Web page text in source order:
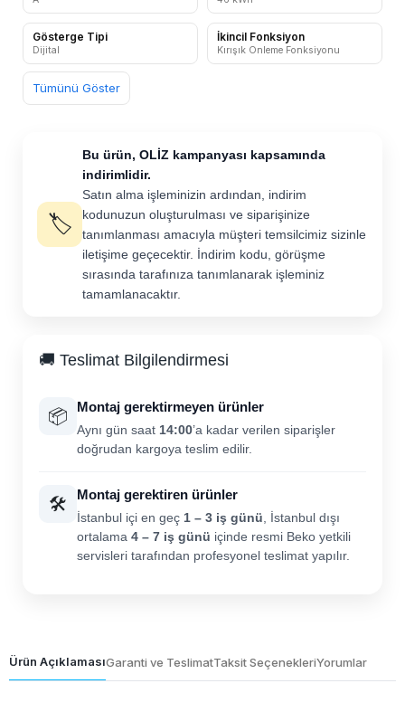
Gösterge Tipi
Dijital
İkincil Fonksiyon
Kırışık Önleme Fonksiyonu
Tümünü Göster
🏷️
Bu ürün, OLİZ kampanyası kapsamında
indirimlidir.
Satın alma işleminizin ardından, indirim
kodunuzun oluşturulması ve siparişinize
tanımlanması amacıyla müşteri temsilcimiz sizinle
iletişime geçecektir. İndirim kodu, görüşme
sırasında tarafınıza tanımlanarak işleminiz
tamamlanacaktır.
🚚 Teslimat Bilgilendirmesi
📦 Montaj gerektirmeyen ürünler
Aynı gün saat 14:00’a kadar verilen siparişler
doğrudan kargoya teslim edilir.
🛠️ Montaj gerektiren ürünler
İstanbul içi en geç 1 – 3 iş günü, İstanbul dışı
ortalama 4 – 7 iş günü içinde resmi Beko yetkili
servisleri tarafından profesyonel teslimat yapılır.
Ürün AçıklamasıGaranti ve TeslimatTaksit SeçenekleriYorumlar